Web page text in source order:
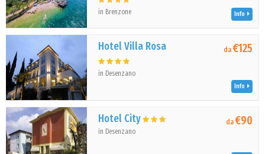
in Brenzone Info
Hotel Villa Rosa
in Desenzano
da€125
Info
Hotel City
in Desenzano
da€90